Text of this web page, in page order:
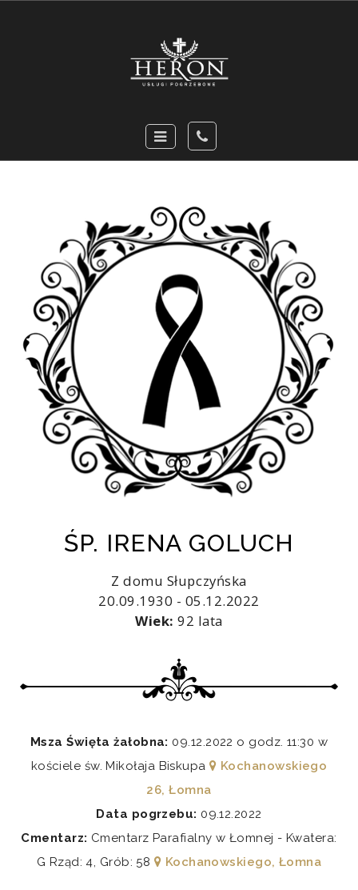
ŚP. IRENA GOLUCH
Z domu Słupczyńska
20.09.1930 - 05.12.2022
Wiek: 92 lata
Msza Święta żałobna: 09.12.2022 o godz. 11:30 w
kościele św. Mikołaja Biskupa
Kochanowskiego
26, Łomna
Data pogrzebu: 09.12.2022
Cmentarz: Cmentarz Parafialny w Łomnej - Kwatera:
G Rząd: 4, Grób: 58
Kochanowskiego, Łomna